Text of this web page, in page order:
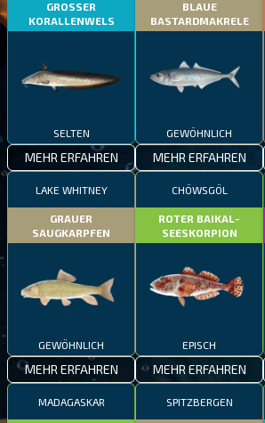
GROSSER
KORALLENWELS
SELTEN
MEHR ERFAHREN
BLAUE
BASTARDMAKRELE
GEWÖHNLICH
MEHR ERFAHREN
LAKE WHITNEY
GRAUER
SAUGKARPFEN
GEWÖHNLICH
MEHR ERFAHREN
CHÖWSGÖL
ROTER BAIKAL-
SEESKORPION
EPISCH
MEHR ERFAHREN
MADAGASKAR SPITZBERGEN